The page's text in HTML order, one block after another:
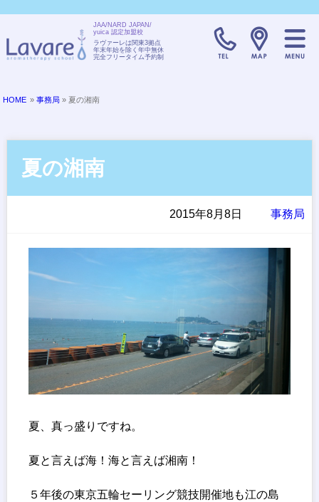
JAA/NARD JAPAN/
yuica 認定加盟校
ラヴァーレは関東3拠点
年末年始を除く年中無休
完全フリータイム予約制
TELL:0120-
HOME »事務局 » 夏の湘南
夏の湘南
事務局
2015年8月8日
夏、真っ盛りですね。
夏と言えば海！海と言えば湘南！
５年後の東京五輪セーリング競技開催地も江の島